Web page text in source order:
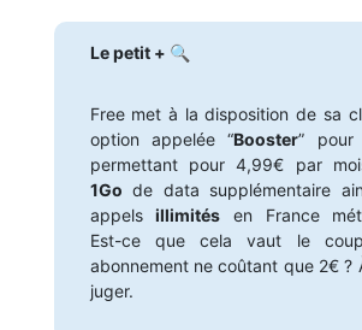
Le petit + 🔍
Free met à la disposition de sa
option appelée “Booster” pour
permettant pour 4,99€ par
1Go de data supplémentaire
appelsillimités en France
Est-ce que cela vaut le
abonnement ne coûtant que 2€ ?
juger.